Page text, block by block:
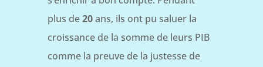
plus de20ans, ils ont pu saluer la
croissance de la somme de leurs PIB
comme la preuve de la justesse de